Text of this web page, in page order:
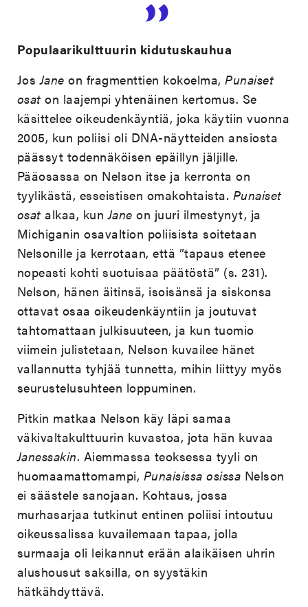
Populaarikulttuurin kidutuskauhua
JosJaneon fragmenttien kokoelma,Punaiset
osaton laajempi yhtenäinen kertomus. Se
käsittelee oikeudenkäyntiä, joka käytiin vuonna
2005, kun poliisi oli DNA-näytteiden ansiosta
päässyt todennäköisen epäillyn jäljille.
Pääosassa on Nelson itse ja kerronta on
tyylikästä, esseistisen omakohtaista. Punaiset
osatalkaa, kunJaneon juuri ilmestynyt, ja
Michiganin osavaltion poliisista soitetaan
Nelsonille ja kerrotaan, että ”tapaus etenee
nopeasti kohti suotuisaa päätöstä” (s. 231).
Nelson, hänen äitinsä, isoisänsä ja siskonsa
ottavat osaa oikeudenkäyntiin ja joutuvat
tahtomattaan julkisuuteen, ja kun tuomio
viimein julistetaan, Nelson kuvailee hänet
vallannutta tyhjää tunnetta, mihin liittyy myös
seurustelusuhteen loppuminen.
Pitkin matkaa Nelson käy läpi samaa
väkivaltakulttuurin kuvastoa, jota hän kuvaa
Janessakin. Aiemmassa teoksessa tyyli on
huomaamattomampi, Punaisissa osissa Nelson
ei säästele sanojaan. Kohtaus, jossa
murhasarjaa tutkinut entinen poliisi intoutuu
oikeussalissa kuvailemaan tapaa, jolla
surmaaja oli leikannut erään alaikäisen uhrin
alushousut saksilla, on syystäkin
hätkähdyttävä.